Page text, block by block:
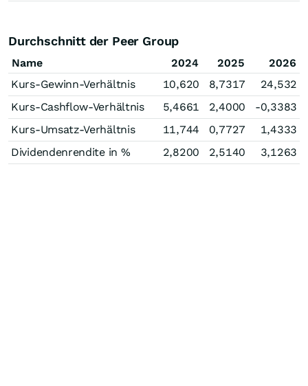
Durchschnitt der Peer Group
Name 2024 2025
2026
Kurs-Gewinn-Verhältnis
10,620 8,7317
24,532
Kurs-Cashflow-Verhältnis
5,4661 2,4000
-0,3383
Kurs-Umsatz-Verhältnis
11,744 0,7727
1,4333
Dividendenrendite in %
2,8200 2,5140 3,1263